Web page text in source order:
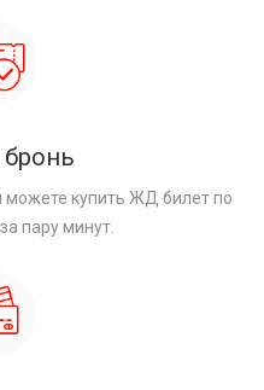
купить ЖД билет по
пару минут.